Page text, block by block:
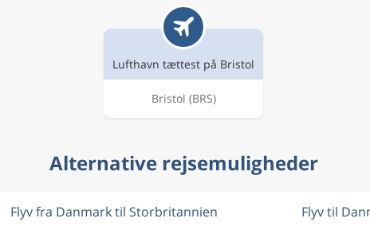
Lufthavn tættest på Bristol
Bristol (BRS)
Alternative rejsemuligheder
Flyv fra Danmark til Storbritannien Flyv til